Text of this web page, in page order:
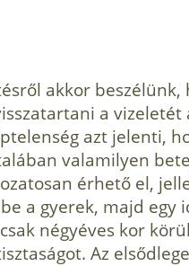
akkor
a vizeletét
azt jelenti,
valamilyen
érhető el,
a gyerek, majd egy
négyéves kor
Az